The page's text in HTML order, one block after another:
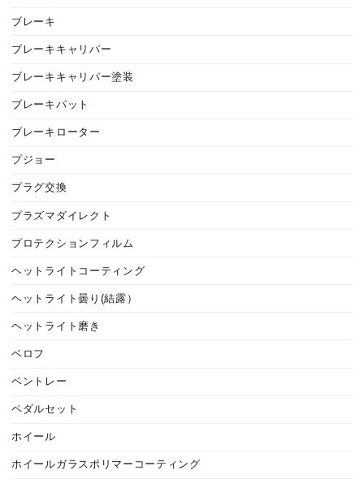
ブレーキ
ブレーキキャリパー
ブレーキキャリパー塗装
ブレーキパット
ブレーキローター
プジョー
プラグ交換
プラズマダイレクト
プロテクションフィルム
ヘットライトコーティング
ヘットライト曇り(結露）
ヘットライト磨き
ベロフ
ベントレー
ペダルセット
ホイール
ホイールガラスポリマーコーティング